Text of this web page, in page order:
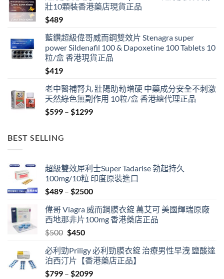
壯10顆裝香港藥店現貨正品
$489
藍鑽超級偉哥威而鋼雙效片 Stenagra super
power Sildenafil 100 & Dapoxetine 100 Tablets 10
粒/盒 香港現貨正品
$419
老中醫補腎丸 壯陽助勃增硬 中藥成分安全不刺激
天然綠色無副作用 10粒/盒 香港總代理正品
$599 – $1299Price
BEST SELLING
超級雙效犀利士Super Tadarise 勃起持久
100mg/10粒 印度原裝進口
$489 – $2500Price
$489
through
偉哥 Viagra 威而鋼膜衣錠 萬艾可 美國輝瑞原廠
西地那非片100mg 香港藥店正品
$500 Original
was:
$500.
$450Current
is:
$450.
必利勁Priligy 必利勁膜衣錠 治療男性早洩 鹽酸達
泊西汀片【香港藥店正品】
$799 – $2099Price